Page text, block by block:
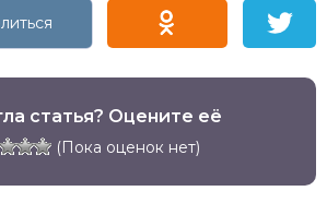
статья? Оцените её
(Пока оценок нет)